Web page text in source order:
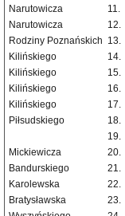
Narutowicza
11.
Narutowicza
12.
Rodziny Poznańskich 13.
Kilińskiego
14.
Kilińskiego
15.
Kilińskiego
16.
Kilińskiego
17.
Piłsudskiego
18.
19.
Mickiewicza
20.
Bandurskiego
21.
Karolewska
22.
Bratysławska
23.